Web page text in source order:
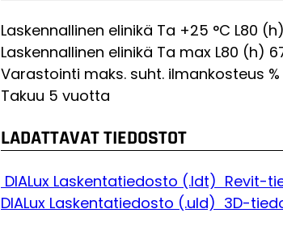
Laskennallinen elinikä Ta +25 °C L80 (h)
Laskennallinen elinikä Ta max L80 (h)
Varastointi maks. suht. ilmankosteus %
Takuu 5 vuotta
LADATTAVAT TIEDOSTOT
DIALux Laskentatiedosto (.ldt) Revit-
DIALux Laskentatiedosto (.uld) 3D-